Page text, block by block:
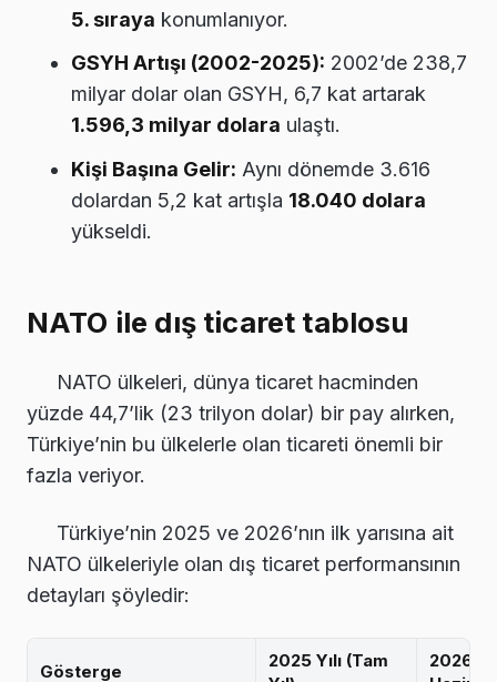
5. sıraya konumlanıyor.
GSYH Artışı (2002-2025): 2002’de 238,7
milyar dolar olan GSYH, 6,7 kat artarak
1.596,3 milyar dolara ulaştı.
Kişi Başına Gelir: Aynı dönemde 3.616
dolardan 5,2 kat artışla 18.040 dolara
yükseldi.
NATO ile dış ticaret tablosu
NATO ülkeleri, dünya ticaret hacminden
yüzde 44,7’lik (23 trilyon dolar) bir pay alırken,
Türkiye’nin bu ülkelerle olan ticareti önemli bir
fazla veriyor.
Türkiye’nin 2025 ve 2026’nın ilk yarısına ait
NATO ülkeleriyle olan dış ticaret performansının
detayları şöyledir:
Gösterge
2025 Yılı (Tam
2026